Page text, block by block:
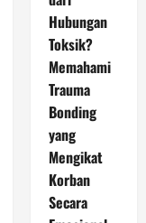
Hubungan
Toksik?
Memahami
Trauma
Bonding
yang
Mengikat
Korban
Secara